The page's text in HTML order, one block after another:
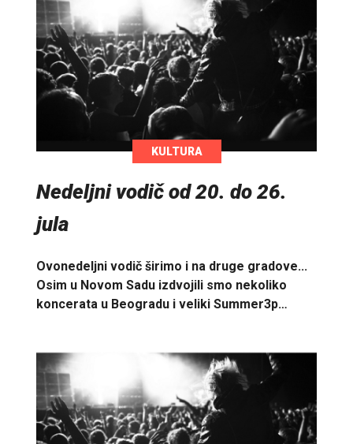
KULTURA
Nedeljni vodič od 20. do 26.
jula
Ovonedeljni vodič širimo i na druge gradove...
Osim u Novom Sadu izdvojili smo nekoliko
koncerata u Beogradu i veliki Summer3p…